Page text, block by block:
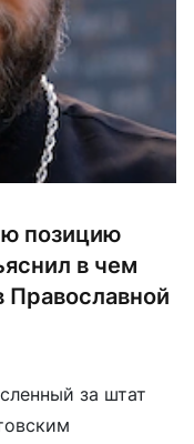
позицию
в чем
Православной
за штат